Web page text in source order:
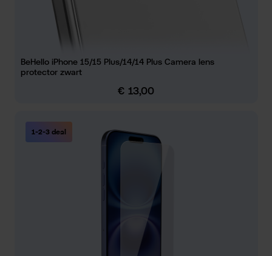
BeHello iPhone 15/15 Plus/14/14 Plus Camera lens
protector zwart
Normale prijs:
€ 13,00
1-2-3 deal